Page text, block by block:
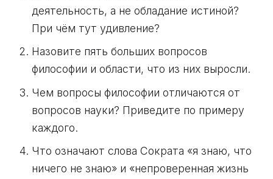
деятельность, а не обладание истиной?
При чём тут удивление?
Назовите пять больших вопросов
философии и области, что из них выросли.
Чем вопросы философии отличаются от
вопросов науки? Приведите по примеру
каждого.
Что означают слова Сократа «я знаю, что
ничего не знаю» и «непроверенная жизнь